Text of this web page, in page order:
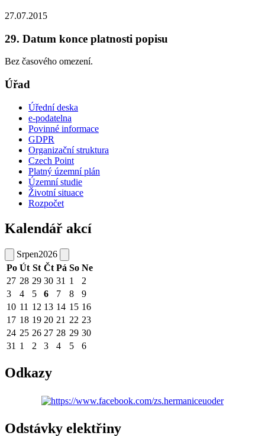
27.07.2015
29. Datum konce platnosti popisu
Bez časového omezení.
Úřad
Úřední deska
e-podatelna
Povinné informace
GDPR
Organizační struktura
Czech Point
Platný územní plán
Územní studie
Životní situace
Rozpočet
Kalendář akcí
Srpen2026
Po Út St Čt Pá So Ne
27 28 29 30 31 1
2
3
4 5 6 7 8
9
10 11 12 13 14 15 16
17 18 19 20 21 22 23
24 25 26 27 28 29 30
31 1 2 3 4 5 6
Odkazy
Odstávky elektřiny